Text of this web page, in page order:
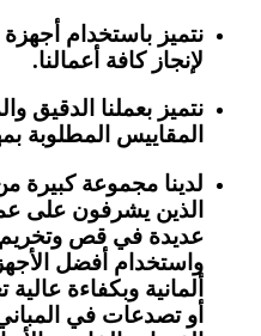
نتميز باستخدام
لإنجاز كافة أعمالنا.
نتميز بعملنا الدقيق
المقاييس المطلوبة
لدينا مجموعة كبيرة
الذين يشرفون على
عديدة في قص وتخريم
واستخدام أفضل
ألمانية وبكفاءة
أو تصدعات في